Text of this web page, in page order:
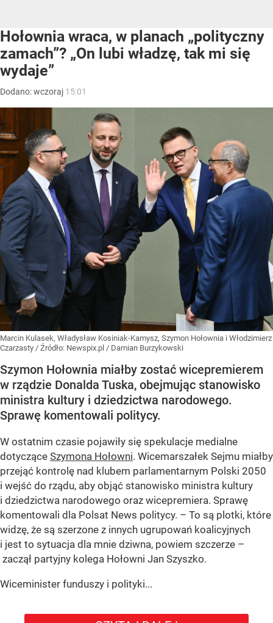
Hołownia wraca, w planach „polityczny
zamach”? „On lubi władzę, tak mi się
wydaje”
Dodano:wczoraj 15:01
Marcin Kulasek, Władysław Kosiniak-Kamysz, Szymon Hołownia i Włodzimierz
Czarzasty / Źródło: Newspix.pl / Damian Burzykowski
Szymon Hołownia miałby zostać wicepremierem
w rządzie Donalda Tuska, obejmując stanowisko
ministra kultury i dziedzictwa narodowego.
Sprawę komentowali politycy.
W ostatnim czasie pojawiły się spekulacje medialne
dotyczące Szymona Hołowni. Wicemarszałek Sejmu miałby
przejąć kontrolę nad klubem parlamentarnym Polski 2050
i wejść do rządu, aby objąć stanowisko ministra kultury
i dziedzictwa narodowego oraz wicepremiera. Sprawę
komentowali dla Polsat News politycy. – To są plotki, które
widzę, że są szerzone z innych ugrupowań koalicyjnych
i jest to sytuacja dla mnie dziwna, powiem szczerze –
zaczął partyjny kolega Hołowni Jan Szyszko.
Wiceminister funduszy i polityki...